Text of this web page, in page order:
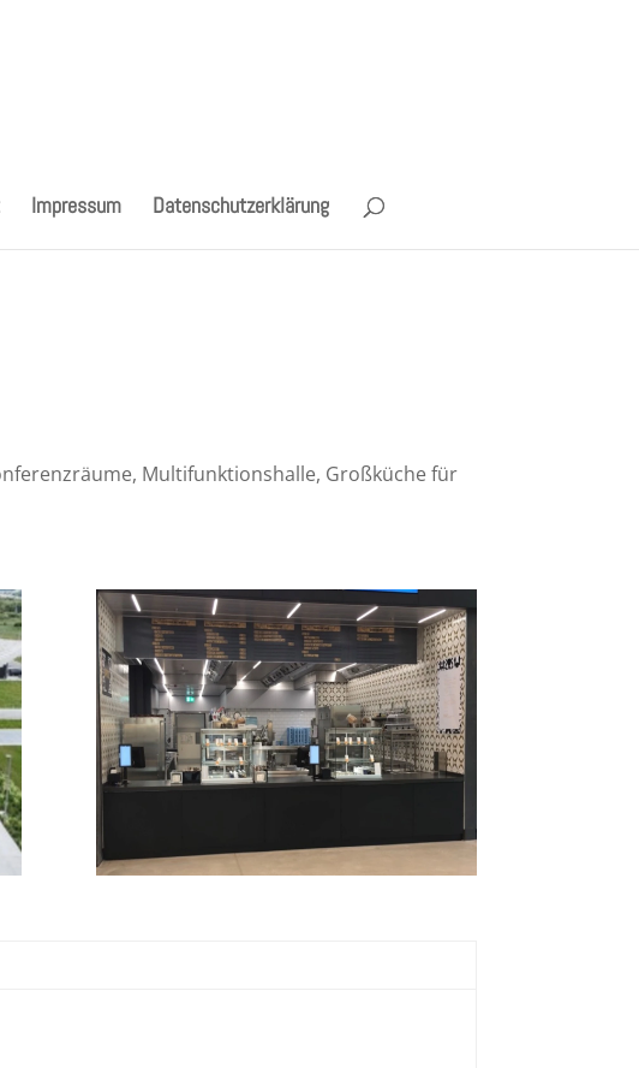
Impressum Datenschutzerklärung
Multifunktionshalle, Großküche für